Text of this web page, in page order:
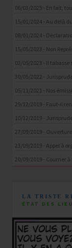
06/03/2025 - En fait,
15/01/2024 - Au delà
08/01/2024 -
15/05/2023 - Non
02/05/2023 - Il
30/05/2022 -
05/11/2021 - Nos
29/12/2019 - Faut-il
10/12/2019 -
27/09/2019 -
23/09/2019 - Appel à
20/09/2019 - Courrier
LA TRISTE
ÉTAT DES